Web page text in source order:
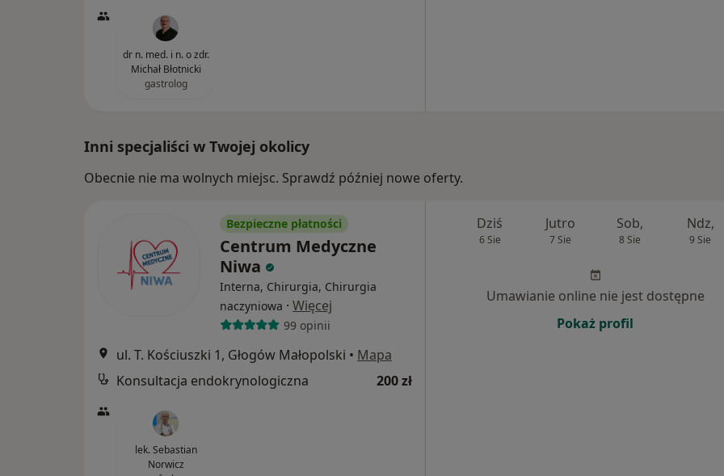
dr n. med. i n. o zdr.
Michał Błotnicki
gastrolog
Inni specjaliści w Twojej okolicy
Obecnie nie ma wolnych miejsc. Sprawdź później nowe oferty.
Bezpieczne płatności
Centrum Medyczne
Niwa
Interna, Chirurgia, Chirurgia
naczyniowa · Więcej
99 opinii
ul. T. Kościuszki 1, Głogów Małopolski • Mapa
Konsultacja endokrynologiczna
200 zł
lek. Sebastian
Norwicz
Dziś
6 Sie
Jutro
7 Sie
Sob,
8 Sie
Ndz,
9 Sie
Umawianie online nie jest dostępne
Pokaż profil